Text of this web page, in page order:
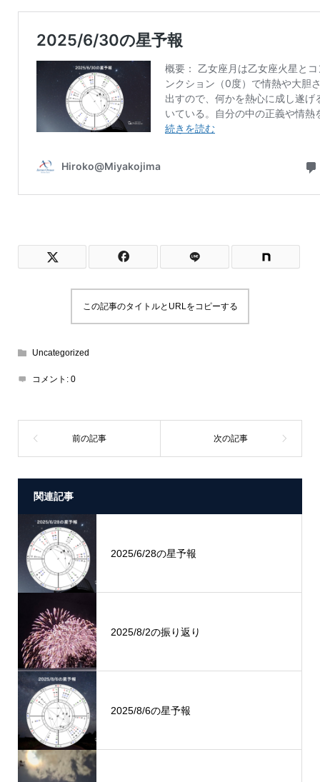
この記事のタイトルとURLをコピーする
Uncategorized
コメント: 0
関連記事
2025/6/28の星予報
2025/8/2の振り返り
2025/8/6の星予報